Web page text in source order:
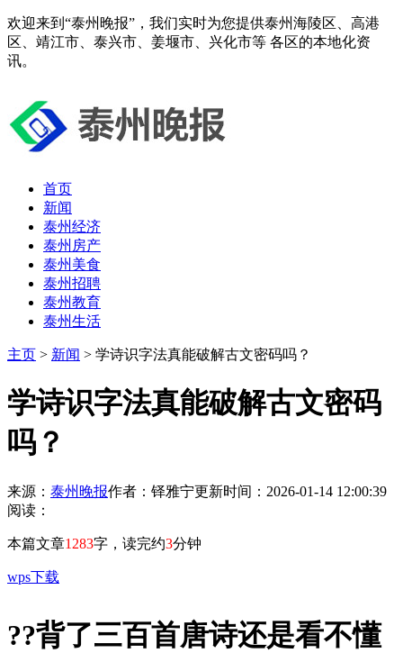
欢迎来到“泰州晚报”，我们实时为您提供泰州海陵区、高港
区、靖江市、泰兴市、姜堰市、兴化市等 各区的本地化资
讯。
首页
新闻
泰州经济
泰州房产
泰州美食
泰州招聘
泰州教育
泰州生活
主页 > 新闻 > 学诗识字法真能破解古文密码吗？
学诗识字法真能破解古文密码
吗？
来源： 泰州晚报作者：铎雅宁更新时间：2026-01-14 12:00:39
阅读：
本篇文章1283字，读完约3分钟
wps下载
??背了三百首唐诗还是看不懂